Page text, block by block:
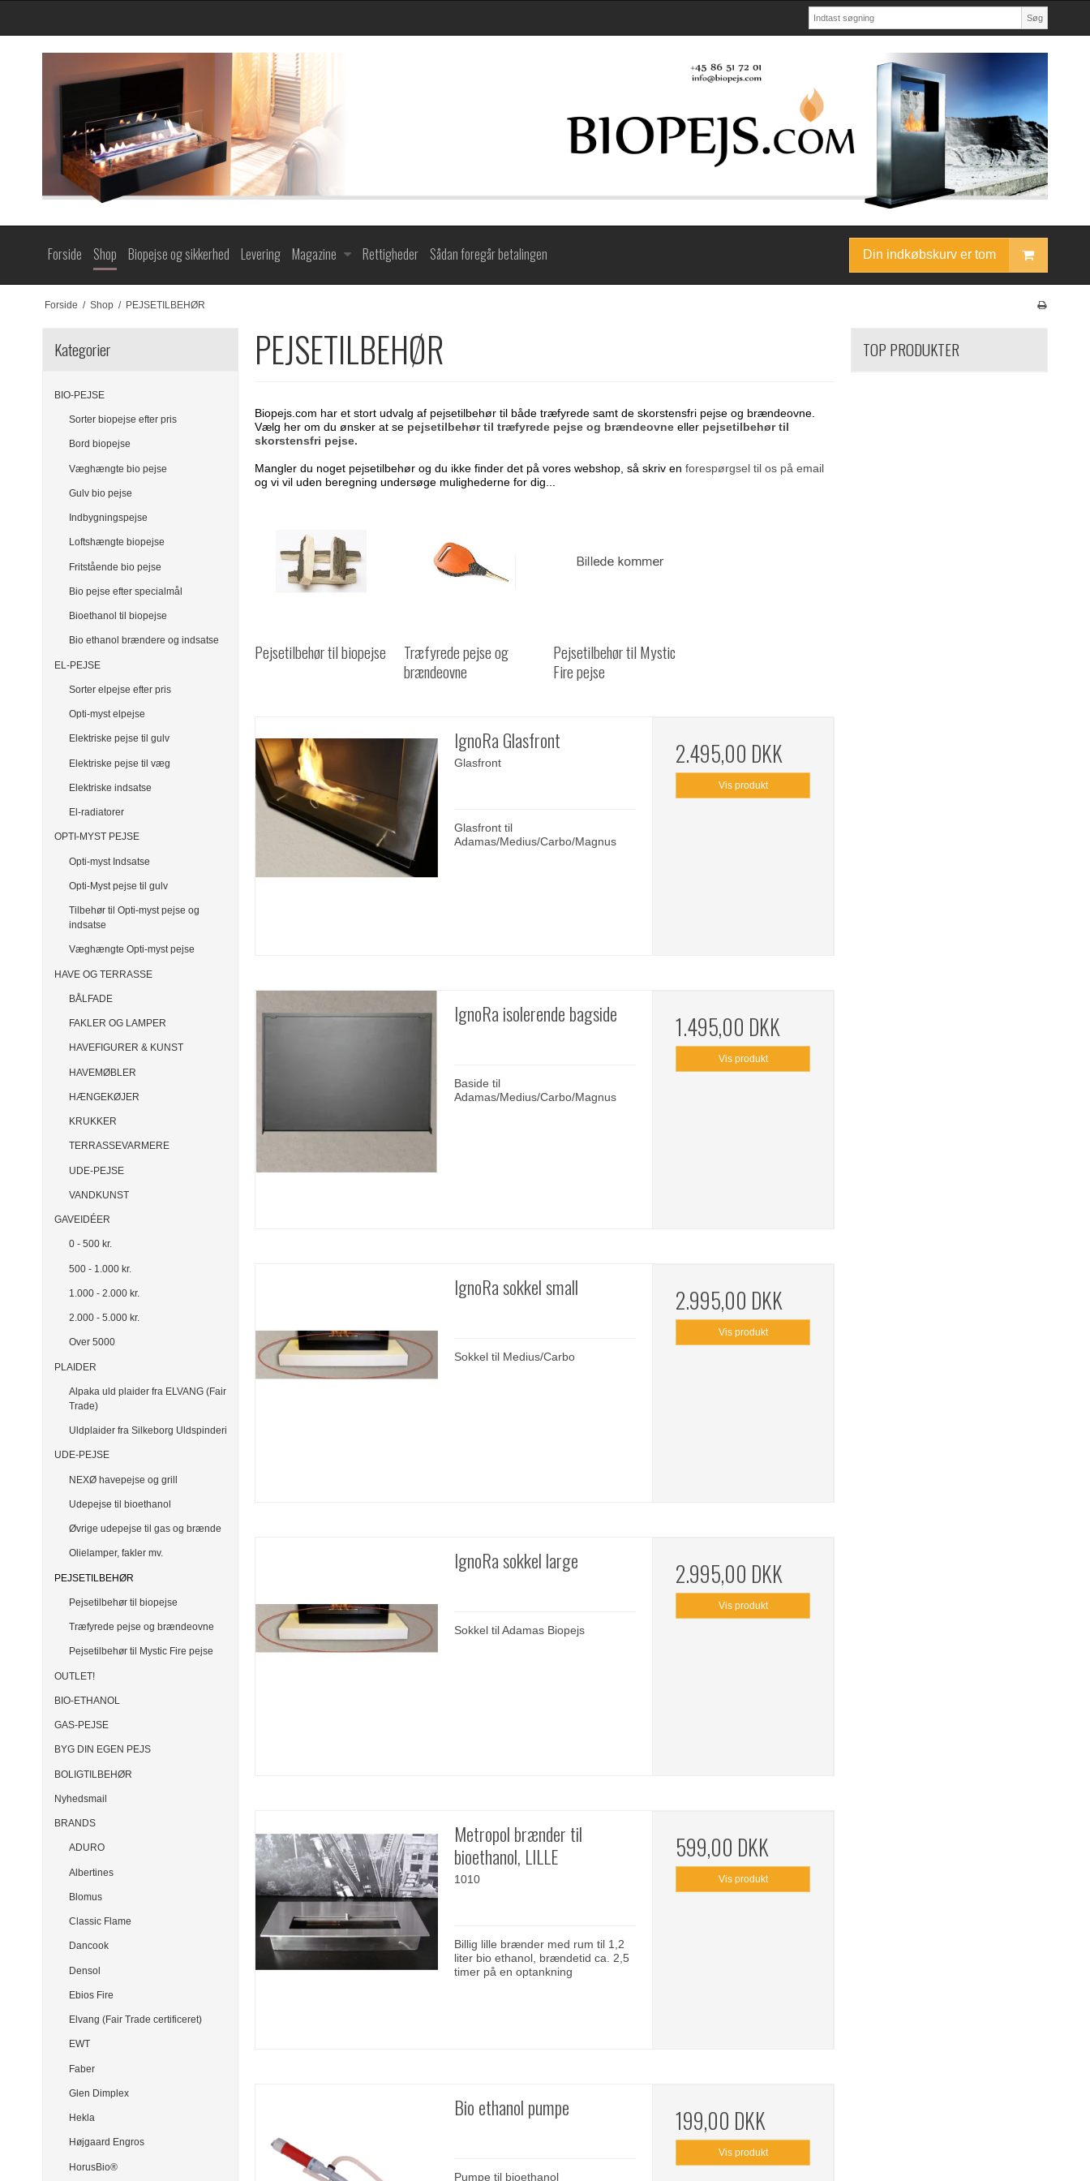
Søg
Forside Shop Biopejse og sikkerhed Levering Magazine Rettigheder Sådan foregår betalingen Din indkøbskurv er tom
Forside / Shop / PEJSETILBEHØR
Kategorier
BIO-PEJSE
Sorter biopejse efter pris
Bord biopejse
Væghængte bio pejse
Gulv bio pejse
Indbygningspejse
Loftshængte biopejse
Fritstående bio pejse
Bio pejse efter specialmål
Bioethanol til biopejse
Bio ethanol brændere og indsatse
EL-PEJSE
Sorter elpejse efter pris
Opti-myst elpejse
Elektriske pejse til gulv
Elektriske pejse til væg
Elektriske indsatse
El-radiatorer
OPTI-MYST PEJSE
Opti-myst Indsatse
Opti-Myst pejse til gulv
Tilbehør til Opti-myst pejse og
indsatse
Væghængte Opti-myst pejse
HAVE OG TERRASSE
BÅLFADE
FAKLER OG LAMPER
HAVEFIGURER & KUNST
HAVEMØBLER
HÆNGEKØJER
KRUKKER
TERRASSEVARMERE
UDE-PEJSE
VANDKUNST
GAVEIDÉER
0 - 500 kr.
500 - 1.000 kr.
1.000 - 2.000 kr.
2.000 - 5.000 kr.
Over 5000
PLAIDER
Alpaka uld plaider fra ELVANG (Fair
Trade)
Uldplaider fra Silkeborg Uldspinderi
UDE-PEJSE
NEXØ havepejse og grill
Udepejse til bioethanol
Øvrige udepejse til gas og brænde
Olielamper, fakler mv.
PEJSETILBEHØR
Pejsetilbehør til biopejse
Træfyrede pejse og brændeovne
Pejsetilbehør til Mystic Fire pejse
OUTLET!
BIO-ETHANOL
GAS-PEJSE
BYG DIN EGEN PEJS
BOLIGTILBEHØR
Nyhedsmail
BRANDS
ADURO
Albertines
Blomus
Classic Flame
Dancook
Densol
Ebios Fire
Elvang (Fair Trade certificeret)
EWT
Faber
Glen Dimplex
Hekla
Højgaard Engros
HorusBio®
PEJSETILBEHØR
Biopejs.com har et stort udvalg af pejsetilbehør til både træfyrede samt de skorstensfri pejse og brændeovne.
Vælg her om du ønsker at se pejsetilbehør til træfyrede pejse og brændeovne eller pejsetilbehør til
skorstensfri pejse.
Mangler du noget pejsetilbehør og du ikke finder det på vores webshop, så skriv enforespørgsel til os på email
og vi vil uden beregning undersøge mulighederne for dig...
Pejsetilbehør til biopejse
Træfyrede pejse og
brændeovne
Pejsetilbehør til Mystic
Fire pejse
IgnoRa Glasfront
Glasfront
Glasfront til
Adamas/Medius/Carbo/Magnus
2.495,00 DKK
Vis produkt
IgnoRa isolerende bagside
Baside til
Adamas/Medius/Carbo/Magnus
1.495,00 DKK
Vis produkt
IgnoRa sokkel small
Sokkel til Medius/Carbo
2.995,00 DKK
Vis produkt
IgnoRa sokkel large
Sokkel til Adamas Biopejs
2.995,00 DKK
Vis produkt
Metropol brænder til
bioethanol, LILLE
1010
Billig lille brænder med rum til 1,2
liter bio ethanol, brændetid ca. 2,5
timer på en optankning
599,00 DKK
Vis produkt
Bio ethanol pumpe
Pumpe til bioethanol
199,00 DKK
Vis produkt
TOP PRODUKTER